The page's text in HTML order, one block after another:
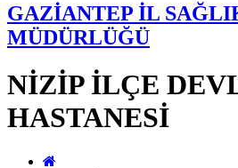
GAZİANTEP İL
MÜDÜRLÜĞÜ
NİZİP İLÇE
HASTANESİ